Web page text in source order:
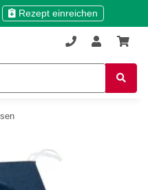
Rezept einreichen